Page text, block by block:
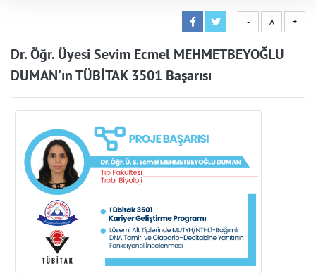
- A +
Dr. Öğr. Üyesi Sevim Ecmel MEHMETBEYOĞLU
DUMAN'ın TÜBİTAK 3501 Başarısı